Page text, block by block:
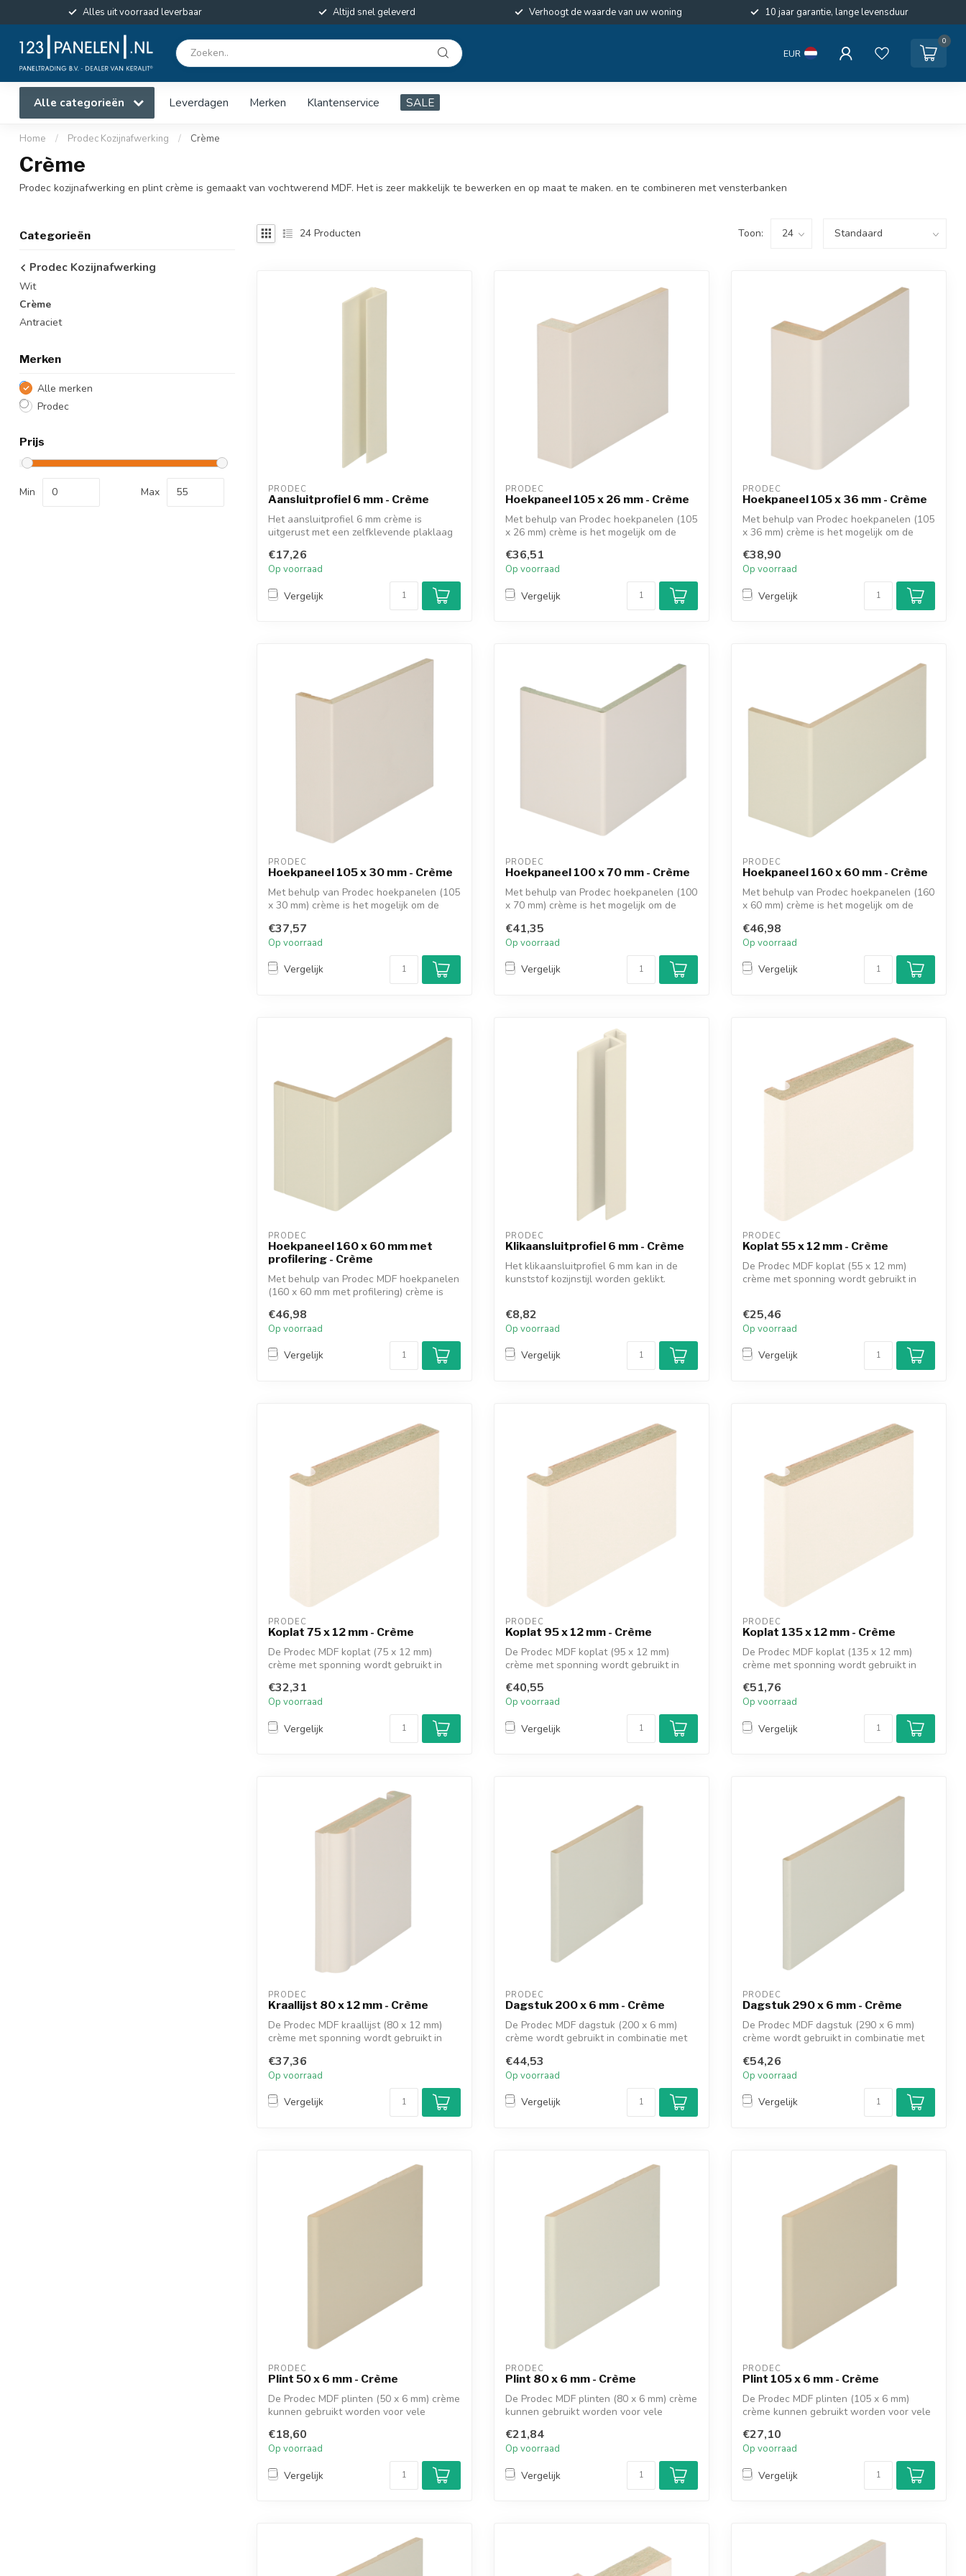
Alles uit voorraad leverbaar Altijd snel geleverd Verhoogt de waarde van uw woning 10 jaar garantie, lange levensduur
EUR
0
Alle categorieën Leverdagen Merken Klantenservice SALE
Home / Prodec Kozijnafwerking / Crème
Crème
Prodec kozijnafwerking en plint crème is gemaakt van vochtwerend MDF. Het is zeer makkelijk te bewerken en op maat te maken. en te combineren met vensterbanken
Categorieën
Prodec Kozijnafwerking
Wit
Crème
Antraciet
Merken
Alle merken
Prodec
Prijs
Min Max
24 Producten Toon:
PRODEC
Aansluitprofiel 6 mm - Crème
Het aansluitprofiel 6 mm crème is
uitgerust met een zelfklevende plaklaag
€17,26
Op voorraad
Vergelijk
PRODEC
Hoekpaneel 105 x 26 mm - Crème
Met behulp van Prodec hoekpanelen (105
x 26 mm) crème is het mogelijk om de
€36,51
Op voorraad
Vergelijk
PRODEC
Hoekpaneel 105 x 36 mm - Crème
Met behulp van Prodec hoekpanelen (105
x 36 mm) crème is het mogelijk om de
€38,90
Op voorraad
Vergelijk
PRODEC
Hoekpaneel 105 x 30 mm - Crème
Met behulp van Prodec hoekpanelen (105
x 30 mm) crème is het mogelijk om de
€37,57
Op voorraad
Vergelijk
PRODEC
Hoekpaneel 100 x 70 mm - Crème
Met behulp van Prodec hoekpanelen (100
x 70 mm) crème is het mogelijk om de
€41,35
Op voorraad
Vergelijk
PRODEC
Hoekpaneel 160 x 60 mm - Crème
Met behulp van Prodec hoekpanelen (160
x 60 mm) crème is het mogelijk om de
€46,98
Op voorraad
Vergelijk
PRODEC
Hoekpaneel 160 x 60 mm met
profilering - Crème
Met behulp van Prodec MDF hoekpanelen
(160 x 60 mm met profilering) crème is
€46,98
Op voorraad
Vergelijk
PRODEC
Klikaansluitprofiel 6 mm - Crème
Het klikaansluitprofiel 6 mm kan in de
kunststof kozijnstijl worden geklikt.
€8,82
Op voorraad
Vergelijk
PRODEC
Koplat 55 x 12 mm - Crème
De Prodec MDF koplat (55 x 12 mm)
crème met sponning wordt gebruikt in
€25,46
Op voorraad
Vergelijk
PRODEC
Koplat 75 x 12 mm - Crème
De Prodec MDF koplat (75 x 12 mm)
crème met sponning wordt gebruikt in
€32,31
Op voorraad
Vergelijk
PRODEC
Koplat 95 x 12 mm - Crème
De Prodec MDF koplat (95 x 12 mm)
crème met sponning wordt gebruikt in
€40,55
Op voorraad
Vergelijk
PRODEC
Koplat 135 x 12 mm - Crème
De Prodec MDF koplat (135 x 12 mm)
crème met sponning wordt gebruikt in
€51,76
Op voorraad
Vergelijk
PRODEC
Kraallijst 80 x 12 mm - Crème
De Prodec MDF kraallijst (80 x 12 mm)
crème met sponning wordt gebruikt in
€37,36
Op voorraad
Vergelijk
PRODEC
Dagstuk 200 x 6 mm - Crème
De Prodec MDF dagstuk (200 x 6 mm)
crème wordt gebruikt in combinatie met
€44,53
Op voorraad
Vergelijk
PRODEC
Dagstuk 290 x 6 mm - Crème
De Prodec MDF dagstuk (290 x 6 mm)
crème wordt gebruikt in combinatie met
€54,26
Op voorraad
Vergelijk
PRODEC
Plint 50 x 6 mm - Crème
De Prodec MDF plinten (50 x 6 mm) crème
kunnen gebruikt worden voor vele
€18,60
Op voorraad
Vergelijk
PRODEC
Plint 80 x 6 mm - Crème
De Prodec MDF plinten (80 x 6 mm) crème
kunnen gebruikt worden voor vele
€21,84
Op voorraad
Vergelijk
PRODEC
Plint 105 x 6 mm - Crème
De Prodec MDF plinten (105 x 6 mm)
crème kunnen gebruikt worden voor vele
€27,10
Op voorraad
Vergelijk